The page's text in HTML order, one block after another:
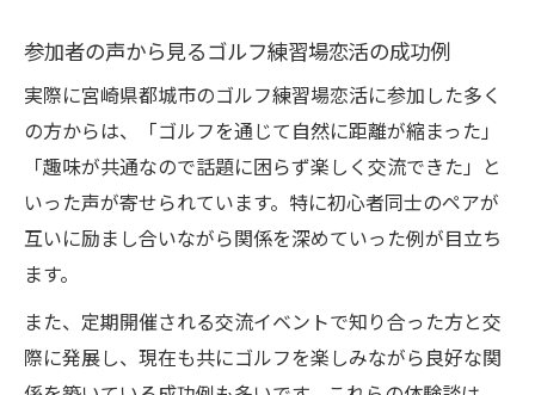
力
ゴルフ練習場恋活に安心して参加するため
の準備
参加者の声から見るゴルフ練習場恋活の成功例
実際に宮崎県都城市のゴルフ練習場恋活に参加した多く
の方からは、「ゴルフを通じて自然に距離が縮まった」
「趣味が共通なので話題に困らず楽しく交流できた」と
いった声が寄せられています。特に初心者同士のペアが
互いに励まし合いながら関係を深めていった例が目立ち
ます。
また、定期開催される交流イベントで知り合った方と交
際に発展し、現在も共にゴルフを楽しみながら良好な関